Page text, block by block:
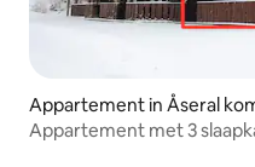
Appartement in Åseral
Appartement met 3